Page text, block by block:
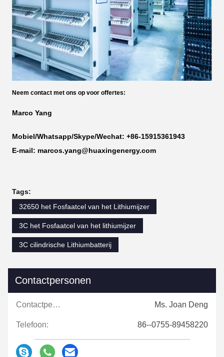
Neem contact met ons op voor offertes:
Marco Yang
Mobiel/Whatsapp/Skype/Wechat: +86-15915361943
E-mail: marcos.yang@huaxingenergy.com
Tags:
32650 het Fosfaatcel van het Lithiumijzer
3C het Fosfaatcel van het lithiumijzer
3C cilindrische Lithiumbatterij
Contactpersonen
Contactpersonen: Ms. Joan Deng
Telefoon: 86--0755-89458220